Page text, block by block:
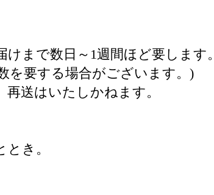
まで数日～1週間ほど要します。
を要する場合がございます。)
送はいたしかねます。
き。